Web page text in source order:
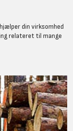
din virksomhed
relateret til mange